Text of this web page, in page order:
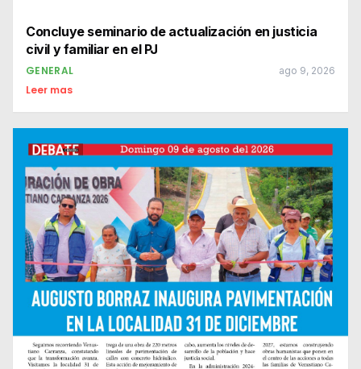
Concluye seminario de actualización en justicia
civil y familiar en el PJ
GENERAL ago 9, 2026
Leer mas